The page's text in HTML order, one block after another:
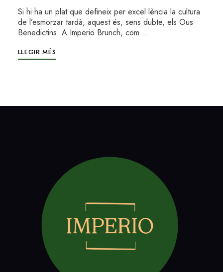
Si hi ha un plat que defineix per excel·lència la cultura
de l’esmorzar tardà, aquest és, sens dubte, els Ous
Benedictins. A Imperio Brunch, com …
LLEGIR MÉS